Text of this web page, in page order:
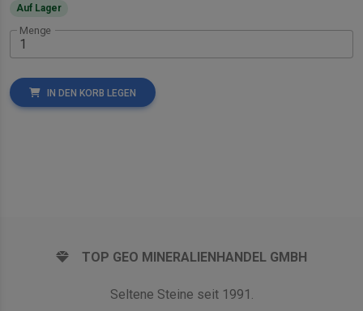
Auf Lager
Menge
IN DEN KORB LEGEN
TOP GEO MINERALIENHANDEL GMBH
Seltene Steine seit 1991.